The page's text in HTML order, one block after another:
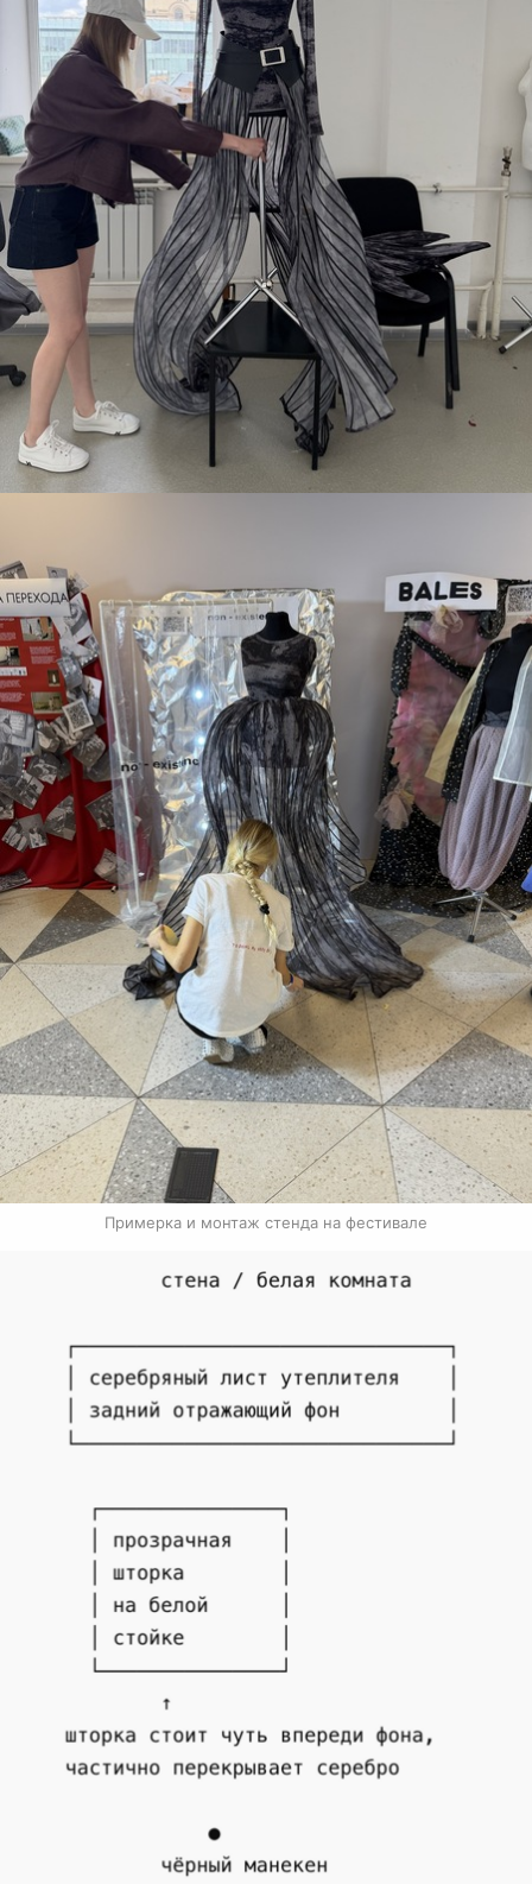
Примерка и монтаж стенда на фестивале